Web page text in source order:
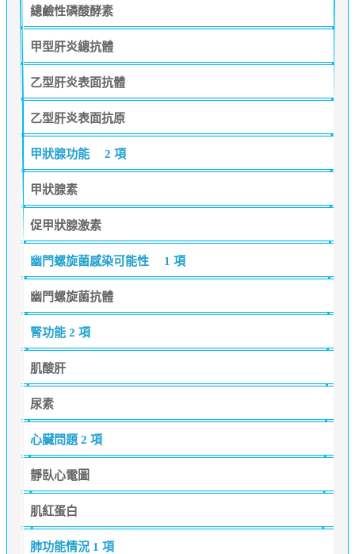
總鹼性磷酸酵素
甲型肝炎總抗體
乙型肝炎表面抗體
乙型肝炎表面抗原
甲狀腺功能 2 項
甲狀腺素
促甲狀腺激素
幽門螺旋菌感染可能性 1 項
幽門螺旋菌抗體
腎功能 2 項
肌酸肝
尿素
心臟問題 2 項
靜臥心電圖
肌紅蛋白
肺功能情況 1 項